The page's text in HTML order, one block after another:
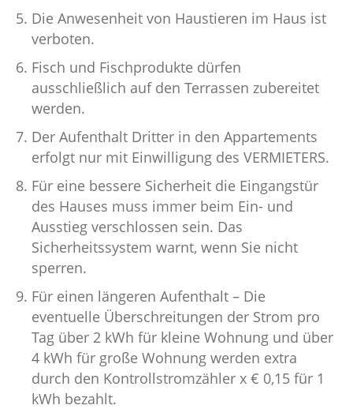
Die Anwesenheit von Haustieren im Haus ist
verboten.
Fisch und Fischprodukte dürfen
ausschließlich auf den Terrassen zubereitet
werden.
Der Aufenthalt Dritter in den Appartements
erfolgt nur mit Einwilligung des VERMIETERS.
Für eine bessere Sicherheit die Eingangstür
des Hauses muss immer beim Ein- und
Ausstieg verschlossen sein. Das
Sicherheitssystem warnt, wenn Sie nicht
sperren.
Für einen längeren Aufenthalt – Die
eventuelle Überschreitungen der Strom pro
Tag über 2 kWh für kleine Wohnung und über
4 kWh für große Wohnung werden extra
durch den Kontrollstromzähler x € 0,15 für 1
kWh bezahlt.